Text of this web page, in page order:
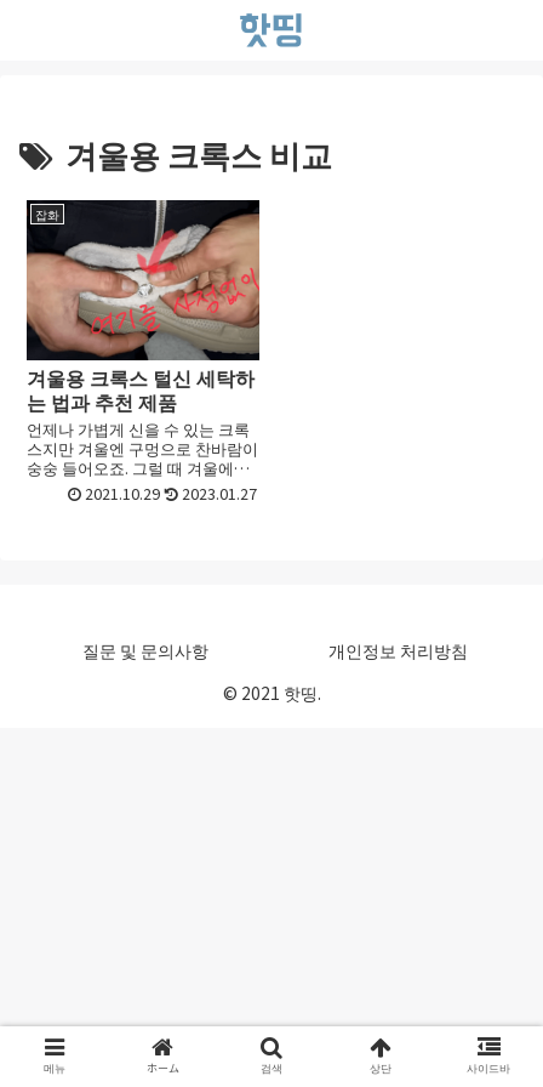
겨울용 크록스 비교
잡화
겨울용 크록스 털신 세탁하
는 법과 추천 제품
언제나 가볍게 신을 수 있는 크록
스지만 겨울엔 구멍으로 찬바람이
숭숭 들어오죠. 그럴 때 겨울에도
겨울용 크록스 털신 을 신으면 딱
인데요. 그런데 이게 또 애매한게
2021.10.29 2023.01.27
질문 및 문의사항
개인정보 처리방침
© 2021 핫띵.
메뉴 ホーム 검색 상단 사이드바